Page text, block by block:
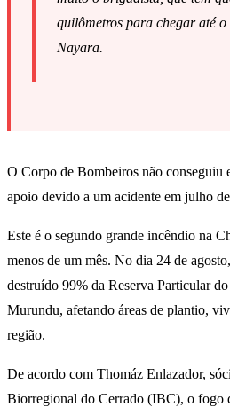
quilômetros para chegar até
Nayara.
O Corpo de Bombeiros não conseguiu
apoio devido a um acidente em julho
Este é o segundo grande incêndio na
menos de um mês. No dia 24 de
destruído 99% da Reserva Particular
Murundu, afetando áreas de plantio,
região.
De acordo com Thomáz Enlazador,
Biorregional do Cerrado (IBC), o fogo